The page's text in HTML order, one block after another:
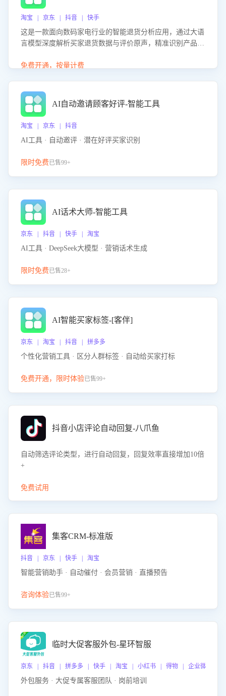
淘宝 | 京东 | 抖音 | 快手
这是一款面向数码家电行业的智能退货分析应用，通过大语
言模型深度解析买家退货数据与评价原声，精准识别产品质
改进建议，通过挖掘用户痛点驱动产品迭代，从根本上降低
免费开通，按量计费
AI自动邀请顾客好评-智能工具
淘宝 | 京东 | 抖音
AI工具 · 自动邀评 · 潜在好评买家识别
限时免费已售99+
AI话术大师-智能工具
京东 | 抖音 | 快手 | 淘宝
AI工具 · DeepSeek大模型 · 营销话术生成
限时免费已售28+
AI智能买家标签-[客伴]
京东 | 淘宝 | 抖音 | 拼多多
个性化营销工具 · 区分人群标签 · 自动给买家打标
免费开通，限时体验已售99+
抖音小店评论自动回复-八爪鱼
自动筛选评论类型，进行自动回复，回复效率直接增加10倍
+
免费试用
集客CRM-标准版
抖音 | 京东 | 快手 | 淘宝
智能营销助手 · 自动催付 · 会员营销 · 直播预告
咨询体验已售99+
临时大促客服外包-星环智服
京东 | 抖音 | 拼多多 | 快手 | 淘宝 | 小红书 | 得物 | 企业微信
外包服务 · 大促专属客服团队 · 岗前培训